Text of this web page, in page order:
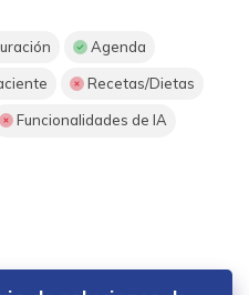
Agenda
Recetas/Dietas
Funcionalidades de IA